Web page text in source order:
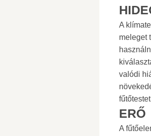
A
meleget
valódi
ERŐ
A